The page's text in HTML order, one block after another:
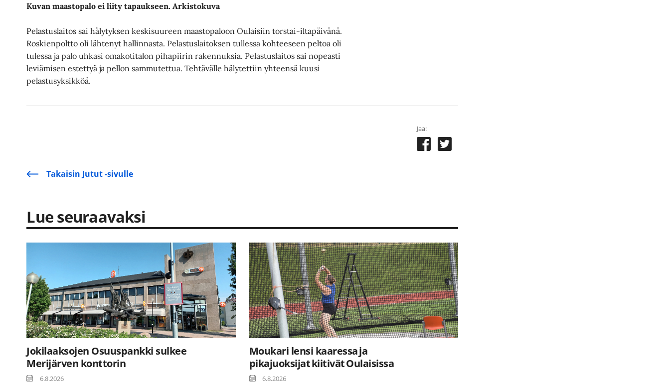
Kuvan maastopalo ei liity tapaukseen. Arkistokuva
Pelastuslaitos sai hälytyksen keskisuureen maastopaloon Oulaisiin torstai-iltapäivänä.
Roskienpoltto oli lähtenyt hallinnasta. Pelastuslaitoksen tullessa kohteeseen peltoa oli
tulessa ja palo uhkasi omakotitalon pihapiirin rakennuksia. Pelastuslaitos sai nopeasti
leviämisen estettyä ja pellon sammutettua. Tehtävälle hälytettiin yhteensä kuusi
pelastusyksikköä.
Jaa:
Takaisin Jutut -sivulle
Lue seuraavaksi
Jokilaaksojen Osuuspankki sulkee
Merijärven konttorin
6.8.2026
Moukari lensi kaaressa ja
pikajuoksijat kiitivät Oulaisissa
6.8.2026